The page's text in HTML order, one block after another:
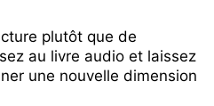
plutôt que de
au livre audio et laissez
une nouvelle dimension